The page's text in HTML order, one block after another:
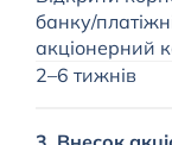
банку/
акціонерний
2–6 тижнів